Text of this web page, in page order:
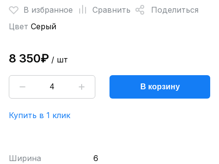
В избранное Сравнить
Поделиться
Цвет Серый
8 350₽/ шт
В корзину
Купить в 1 клик
Ширина
6